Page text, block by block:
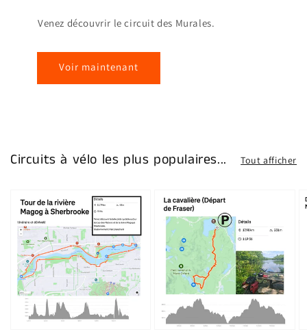
Venez découvrir le circuit des Murales.
Voir maintenant
Circuits à vélo les plus populaires... Tout afficher